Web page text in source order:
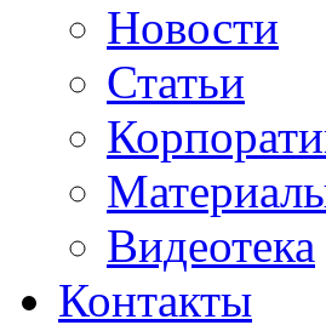
Новости
Статьи
Видеотека
Контакты